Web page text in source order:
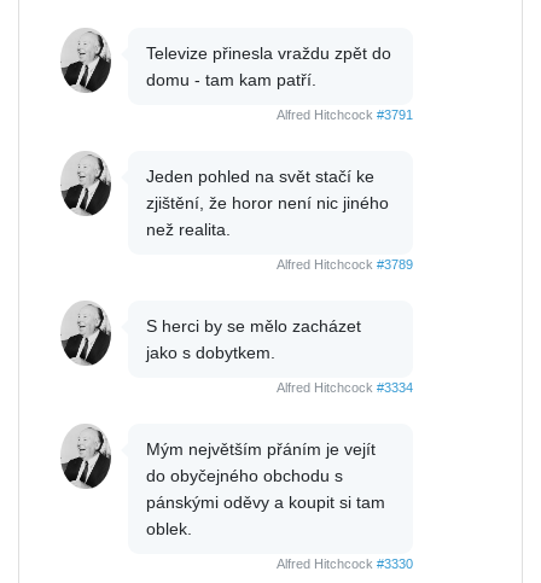
Televize přinesla vraždu zpět do
domu - tam kam patří.
Alfred Hitchcock #3791
Jeden pohled na svět stačí ke
zjištění, že horor není nic jiného
než realita.
Alfred Hitchcock #3789
S herci by se mělo zacházet
jako s dobytkem.
Alfred Hitchcock #3334
Mým největším přáním je vejít
do obyčejného obchodu s
pánskými oděvy a koupit si tam
oblek.
Alfred Hitchcock #3330